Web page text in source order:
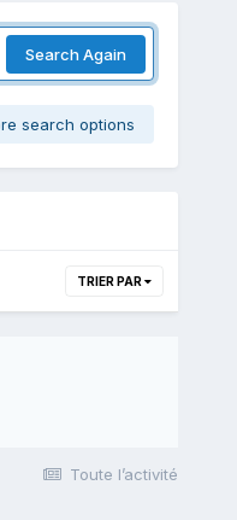
Search Again
search options
TRIER PAR
Toute l’activité